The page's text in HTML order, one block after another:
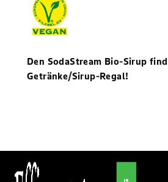
Den SodaStream Bio-Sirup
Getränke/Sirup-Regal!